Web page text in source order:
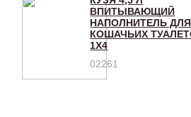
ВПИТЫВАЮЩИЙ
НАПОЛНИТЕЛЬ ДЛЯ
КОШАЧЬИХ
1Х4
02261